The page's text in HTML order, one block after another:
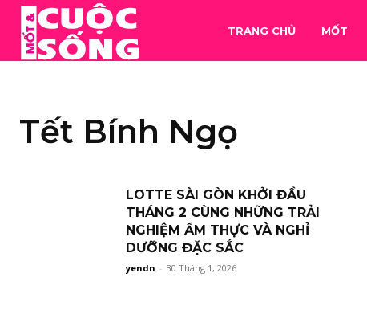
TRANG CHỦ MỐT
Tết Bính Ngọ
LOTTE SÀI GÒN KHỞI ĐẦU
THÁNG 2 CÙNG NHỮNG TRẢI
NGHIỆM ẨM THỰC VÀ NGHỈ
DƯỠNG ĐẶC SẮC
yendn - 30 Tháng 1, 2026